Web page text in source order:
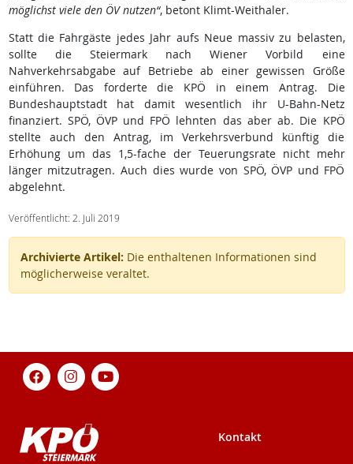
möglichst viele den ÖV nutzen“, betont Klimt-Weithaler.
Statt die Fahrgäste jedes Jahr aufs Neue massiv zu belasten,
sollte die Steiermark nach Wiener Vorbild eine
Nahverkehrsabgabe auf Betriebe ab einer gewissen Größe
einführen. Das forderte die KPÖ in einem Antrag. Die
Bundeshauptstadt hat damit wesentlich ihr U-Bahn-Netz
finanziert. SPÖ, ÖVP und FPÖ lehnten das aber ab. Die KPÖ
stellte auch den Antrag, im Verkehrsverbund künftig die
Erhöhung um das 1,5-fache der Teuerungsrate nicht mehr
länger mitzutragen. Auch dies wurde von SPÖ, ÖVP und FPÖ
abgelehnt.
Veröffentlicht: 2. Juli 2019
Archivierte Artikel: Die enthaltenen Informationen sind
möglicherweise veraltet.
Kontakt